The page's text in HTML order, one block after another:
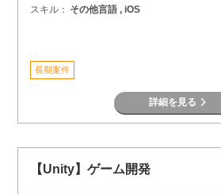
スキル： その他言語 , iOS
長期案件
詳細を見る
【Unity】ゲーム開発